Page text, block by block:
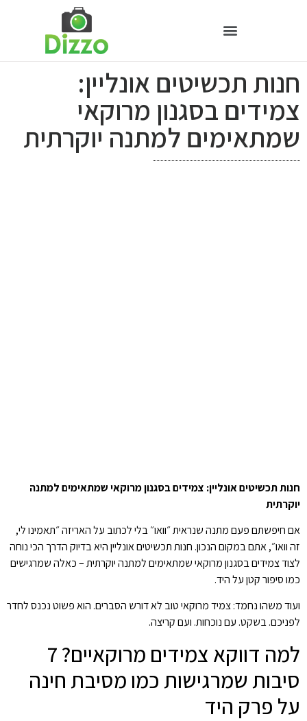
חנות תכשיטים אונליין:
צמידים בסגנון מרוקאי
שמתאימים למתנה יוקרתית
חנות תכשיטים אונליין: צמידים בסגנון מרוקאי שמתאימים למתנה
יוקרתית
אם חיפשתם פעם מתנה שנראית ״וואו״ בלי לכתוב על האריזה ״תאמינו לי,
זה וואו״, אתם במקום הנכון. חנות תכשיטים אונליין היא בדיוק הדרך הכי נוחה
לצוד צמידים בסגנון מרוקאי שמתאימים למתנה יוקרתית – כאלה שמרגישים
כמו סיפור קטן על היד.
ועוד משהו נחמד: צמיד מרוקאי טוב לא דורש הסברים. הוא פשוט נכנס לחדר
לפניכם. בשקט. עם נוכחות. ועם קריצה.
למה דווקא צמידים מרוקאיים? 7
סיבות שמרגישות כמו מסיבת חינה
על פרק היד